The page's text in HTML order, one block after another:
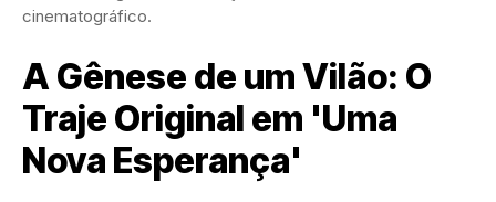
cinematográfico.
A Gênese de um Vilão: O
Traje Original em 'Uma
Nova Esperança'